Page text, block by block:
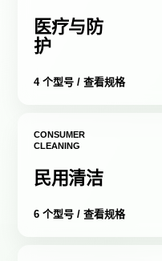
医疗与防
护
4 个型号 / 查看规格
CONSUMER
CLEANING
民用清洁
6 个型号 / 查看规格